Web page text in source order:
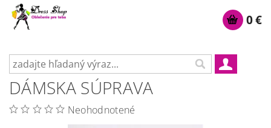
0 €
DÁMSKA SÚPRAVA
Neohodnotené